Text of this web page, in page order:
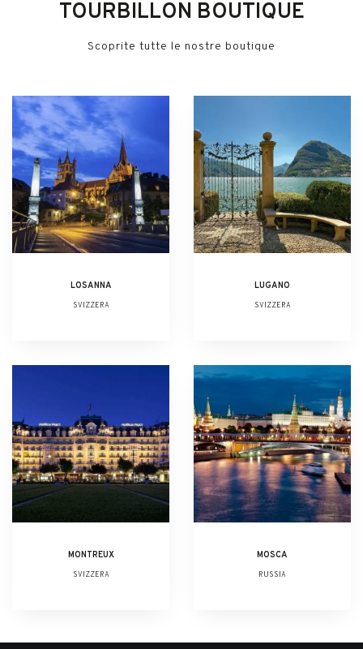
TOURBILLON BOUTIQUE
Scoprite tutte le nostre boutique
LOSANNA
SVIZZERA
LUGANO
SVIZZERA
MONTREUX
SVIZZERA
MOSCA
RUSSIA